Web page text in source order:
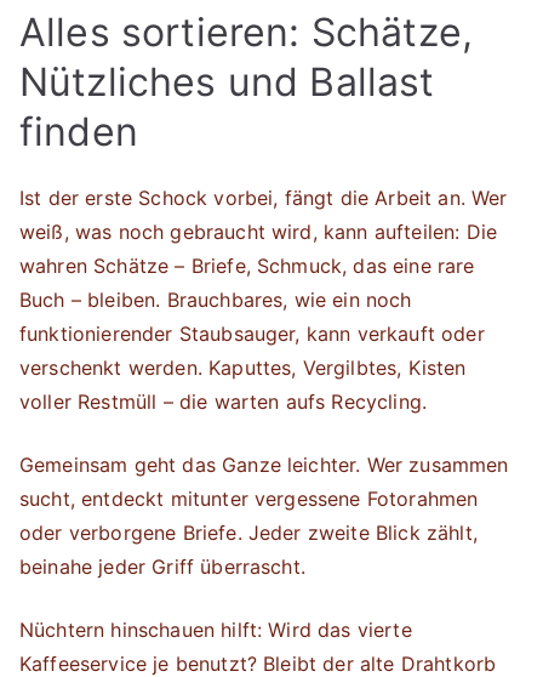
Alles sortieren: Schätze,
Nützliches und Ballast
finden
Ist der erste Schock vorbei, fängt die Arbeit an. Wer
weiß, was noch gebraucht wird, kann aufteilen: Die
wahren Schätze – Briefe, Schmuck, das eine rare
Buch – bleiben. Brauchbares, wie ein noch
funktionierender Staubsauger, kann verkauft oder
verschenkt werden. Kaputtes, Vergilbtes, Kisten
voller Restmüll – die warten aufs Recycling.
Gemeinsam geht das Ganze leichter. Wer zusammen
sucht, entdeckt mitunter vergessene Fotorahmen
oder verborgene Briefe. Jeder zweite Blick zählt,
beinahe jeder Griff überrascht.
Nüchtern hinschauen hilft: Wird das vierte
Kaffeeservice je benutzt? Bleibt der alte Drahtkorb